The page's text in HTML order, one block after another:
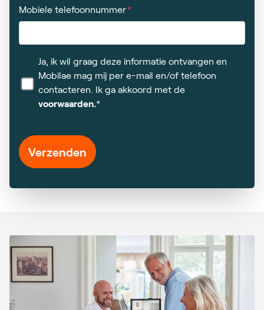
Mobiele telefoonnummer
Ja, ik wil graag deze informatie ontvangen en
Mobilae mag mij per e-mail en/of telefoon
contacteren. Ik ga akkoord met de
voorwaarden.*
Verzenden